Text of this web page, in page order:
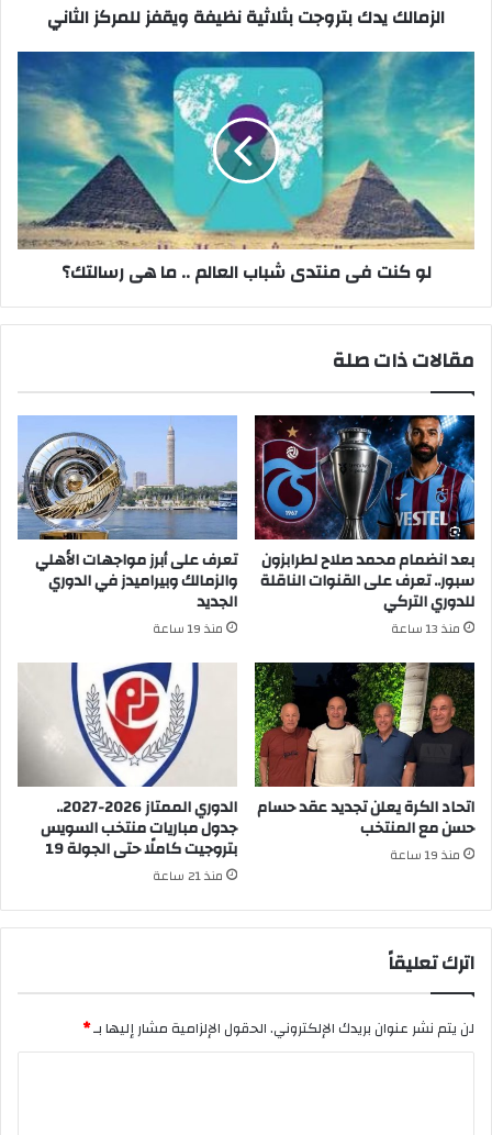
الزمالك يدك بتروجت بثلاثية نظيفة ويقفز للمركز الثاني
لو
فى
منتدى
شباب
العالم
..
ما
هى
رسالتك؟لو كنت فى منتدى شباب العالم .. ما هى رسالتك؟
مقالات ذات صلة
بعد انضمام محمد صلاح لطرابزون
سبور.. تعرف على القنوات الناقلة
للدوري التركي
منذ 13 ساعة
تعرف على أبرز مواجهات الأهلي
والزمالك وبيراميدز في الدوري
الجديد
منذ 19 ساعة
اتحاد الكرة يعلن تجديد عقد حسام
حسن مع المنتخب
منذ 19 ساعة
الدوري الممتاز 2026-2027..
جدول مباريات منتخب السويس
بتروجيت كاملًا حتى الجولة 19
منذ 21 ساعة
اترك تعليقاً
لن يتم نشر عنوان بريدك الإلكتروني.الحقول الإلزامية مشار إليها بـ*